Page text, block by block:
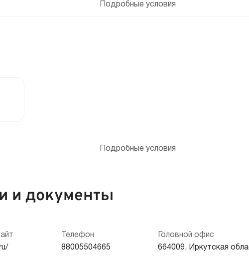
Подробные условия
Подробные условия
и документы
Телефон
88005504665
Головной офис
664009, Иркутская